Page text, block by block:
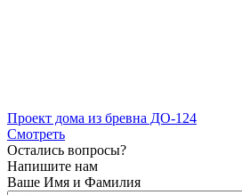
Проект дома из бревна ДО-124
Смотреть
Остались вопросы?
Напишите нам
Ваше Имя и Фамилия